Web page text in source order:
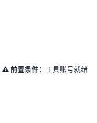
⚠️ 前置条件：工具账号就绪